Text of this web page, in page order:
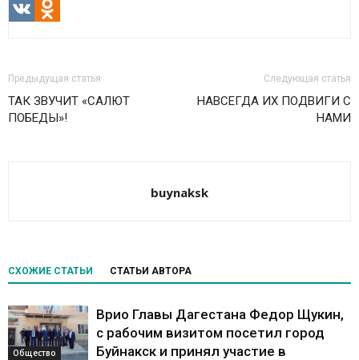
Предыдущая статья
ТАК ЗВУЧИТ «САЛЮТ
ПОБЕДЫ»!
Следующая статья
НАВСЕГДА ИХ ПОДВИГИ С
НАМИ
buynaksk
СХОЖИЕ СТАТЬИ СТАТЬИ АВТОРА
Общество
Врио Главы Дагестана Федор Щукин,
с рабочим визитом посетил город
Буйнакск и принял участие в